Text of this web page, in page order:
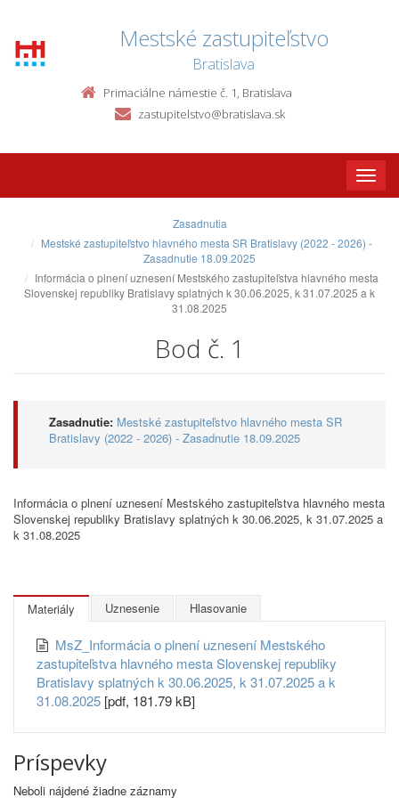
Mestské zastupiteľstvo
Bratislava
Primaciálne námestie č. 1, Bratislava
zastupitelstvo@bratislava.sk
Toggle
Zasadnutia
Mestské zastupiteľstvo hlavného mesta SR Bratislavy (2022 - 2026) -
Zasadnutie 18.09.2025
Informácia o plnení uznesení Mestského zastupiteľstva hlavného mesta
Slovenskej republiky Bratislavy splatných k 30.06.2025, k 31.07.2025 a k
31.08.2025
Bod č. 1
Zasadnutie: Mestské zastupiteľstvo hlavného mesta SR
Bratislavy (2022 - 2026) - Zasadnutie 18.09.2025
Informácia o plnení uznesení Mestského zastupiteľstva hlavného mesta
Slovenskej republiky Bratislavy splatných k 30.06.2025, k 31.07.2025 a
k 31.08.2025
Materiály Uznesenie Hlasovanie
MsZ_Informácia o plnení uznesení Mestského
zastupiteľstva hlavného mesta Slovenskej republiky
Bratislavy splatných k 30.06.2025, k 31.07.2025 a k
31.08.2025 [pdf, 181.79 kB]
Príspevky
Neboli nájdené žiadne záznamy